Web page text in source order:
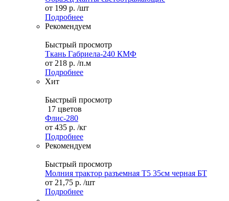
от 199 р. /шт
Подробнее
Рекомендуем
Быстрый просмотр
Ткань Габриела-240 КМФ
от 218 р. /п.м
Подробнее
Хит
Быстрый просмотр
17 цветов
Флис-280
от 435 р. /кг
Подробнее
Рекомендуем
Быстрый просмотр
Молния трактор разъемная Т5 35см черная БТ
от 21,75 р. /шт
Подробнее